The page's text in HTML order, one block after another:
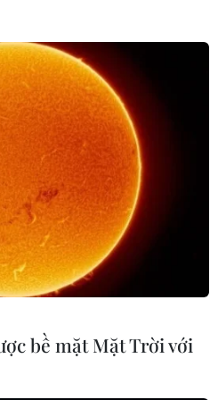
Liên hợp quốc tại
của Kenya và
thành phố khác trên
trưởng Mỹ Mike
Chính phủ Mỹ sẽ
cư ở Bờ Tây của
với luật pháp quốc tế,
lai của các cuộc đàm
và Palestine trở nên
(TTXVN/Vietnam+)
bề mặt Mặt Trời với